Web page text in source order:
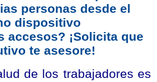
Iniciar sesión
personas desde el
dispositivo
accesos? ¡Solicita que
te asesore!
de los trabajadores es